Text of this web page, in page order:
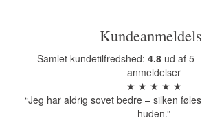
Samlet kundetilfredshed: 4.8ud af 5
anmeldelser
★ ★ ★ ★ ★
“Jeg har aldrig sovet bedre – silken
huden.”